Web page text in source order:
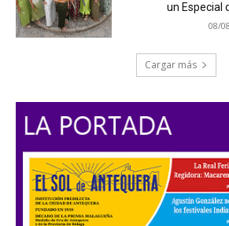
un Especial
08/
Cargar más